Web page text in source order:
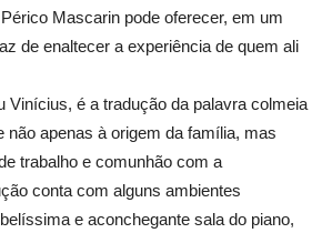
Mascarin pode oferecer, em um
de enaltecer a experiência de quem ali
Vinícius, é a tradução da palavra colmeia
não apenas à origem da família, mas
trabalho e comunhão com a
conta com alguns ambientes
e aconchegante sala do piano,